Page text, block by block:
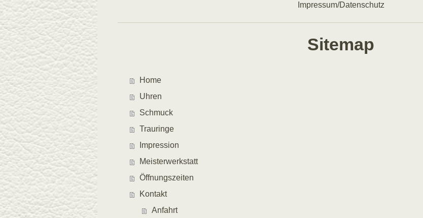
Impressum/Datenschutz
Sitemap
Home
Uhren
Schmuck
Trauringe
Impression
Meisterwerkstatt
Öffnungszeiten
Kontakt
Anfahrt